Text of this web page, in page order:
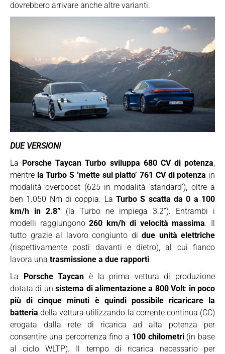
dovrebbero arrivare anche altre varianti.
DUE VERSIONI
La Porsche Taycan Turbo sviluppa 680 CV di potenza
mentre la Turbo S ‘mette sul piatto’ 761 CV di potenza in
modalità overboost (625 in modalità ‘standard’), oltre a
ben 1.050 Nm di coppia. La Turbo S scatta da 0 a 100
km/h in 2.8” (la Turbo ne impiega 3.2”). Entrambi i
modelli raggiungono260 km/h di velocità massima. Il
tutto grazie al lavoro congiunto di due unità elettriche
(rispettivamente posti davanti e dietro), al cui fianco
lavora una trasmissione a due rapporti.
La Porsche Taycan è la prima vettura di produzione
dotata di unsistema di alimentazione a 800 Volt: in poco
più di cinque minuti è quindi possibile ricaricare la
batteria della vettura utilizzando la corrente continua (CC)
erogata dalla rete di ricarica ad alta potenza per
consentire una percorrenza fino a 100 chilometri(in base
al ciclo WLTP). Il tempo di ricarica necessario per